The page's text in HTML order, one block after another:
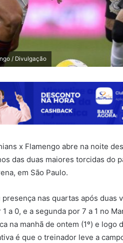
/ Divulgação
x Flamengo abre na noite
das duas maiores torcidas do
em São Paulo.
nas quartas após
a 0, e a segunda por 7 a 1 no
na manhã de ontem (1º) e
é que o treinador leve a